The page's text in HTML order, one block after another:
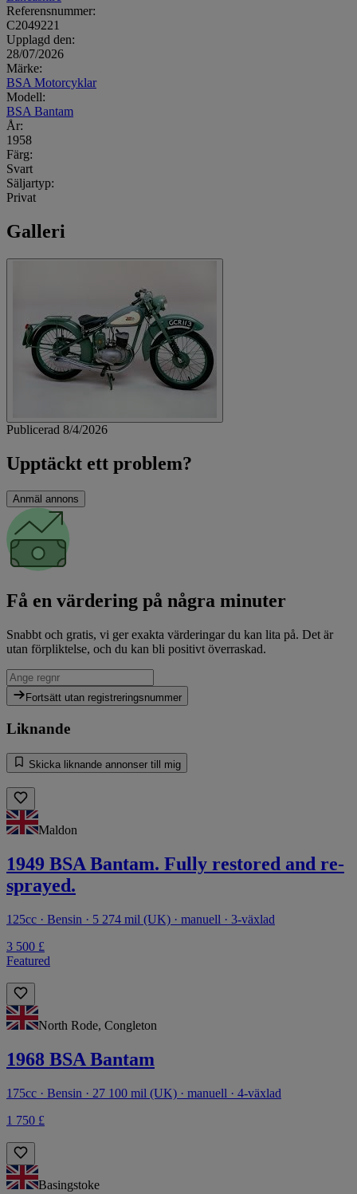
Referensnummer:
C2049221
Upplagd den:
28/07/2026
Märke:
BSA Motorcyklar
Modell:
BSA Bantam
År:
1958
Färg:
Svart
Säljartyp:
Privat
Galleri
Publicerad 8/4/2026
Upptäckt ett problem?
Anmäl annons
Få en värdering på några minuter
Snabbt och gratis, vi ger exakta värderingar du kan lita på. Det är
utan förpliktelse, och du kan bli positivt överraskad.
Fortsätt utan registreringsnummer
Liknande
Skicka liknande annonser till mig
Maldon
1949 BSA Bantam. Fully restored and re-
sprayed.
125cc · Bensin · 5 274 mil (UK) · manuell · 3-växlad
3 500 £
Featured
North Rode, Congleton
1968 BSA Bantam
175cc · Bensin · 27 100 mil (UK) · manuell · 4-växlad
1 750 £
Basingstoke